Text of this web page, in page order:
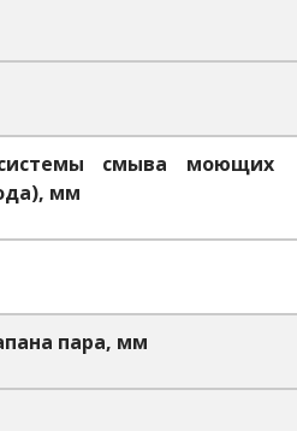
смыва моющих
мм
пара, мм